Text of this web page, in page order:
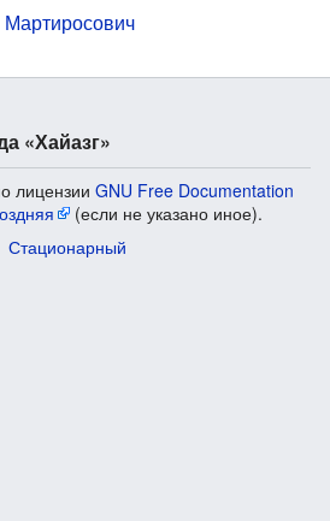
Мартиросович
«Хайазг»
лицензии GNU Free Documentation
(если не указано иное).
Стационарный